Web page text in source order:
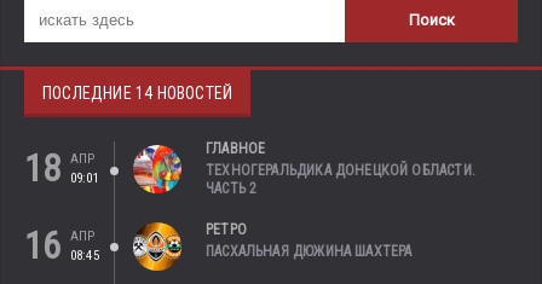
ПОСЛЕДНИЕ 14 НОВОСТЕЙ
18
АПР
09:01
ГЛАВНОЕ
ТЕХНОГЕРАЛЬДИКА ДОНЕЦКОЙ ОБЛАСТИ.
ЧАСТЬ 2
16
АПР
08:45
РЕТРО
ПАСХАЛЬНАЯ ДЮЖИНА ШАХТЕРА